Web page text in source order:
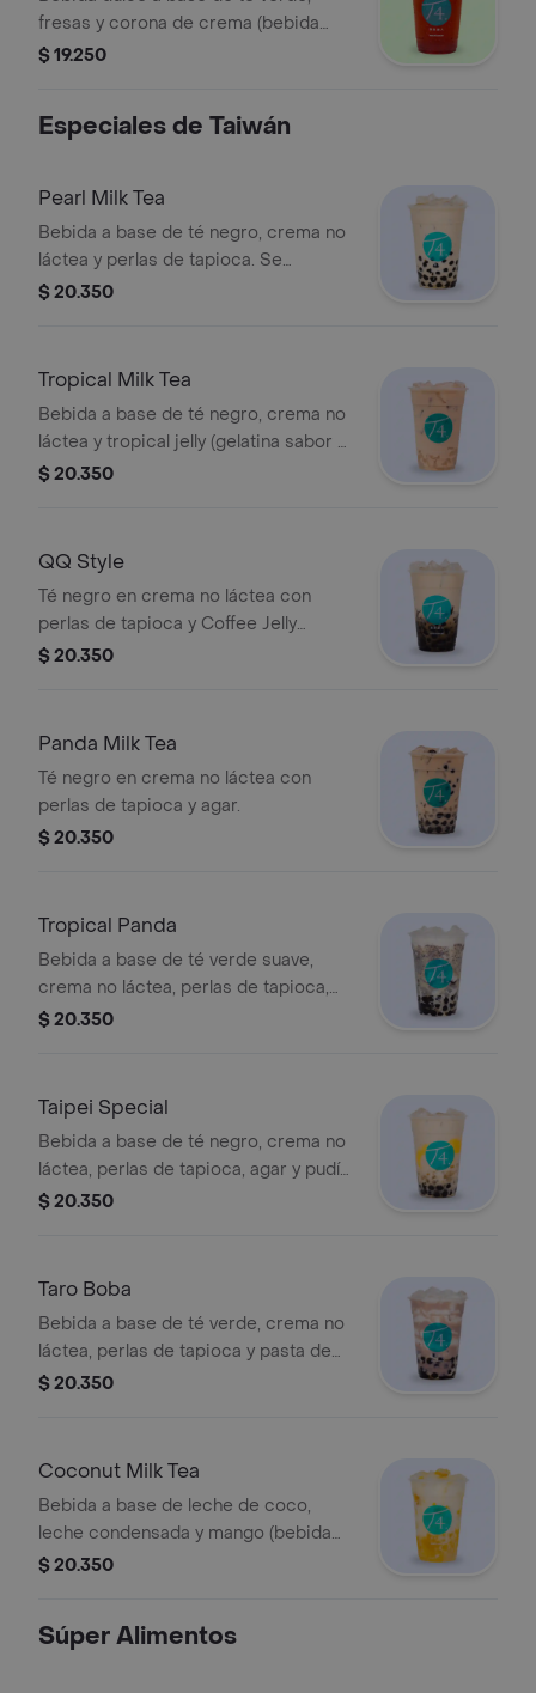
fresas y corona de crema (bebida
láctea). Se recomienda sin azúcar.
$ 19.250
Especiales de Taiwán
Pearl Milk Tea
Bebida a base de té negro, crema no
láctea y perlas de tapioca. Se
recomienda poca azúcar.
$ 20.350
Tropical Milk Tea
Bebida a base de té negro, crema no
láctea y tropical jelly (gelatina sabor a
piña). Se recomienda poca azúcar.
$ 20.350
QQ Style
Té negro en crema no láctea con
perlas de tapioca y Coffee Jelly
(gelatina de café).
$ 20.350
Panda Milk Tea
Té negro en crema no láctea con
perlas de tapioca y agar.
$ 20.350
Tropical Panda
Bebida a base de té verde suave,
crema no láctea, perlas de tapioca,
tropical jelly (gelatina sabor a piña),
$ 20.350
Taipei Special
Bebida a base de té negro, crema no
láctea, perlas de tapioca, agar y pudín
de vainilla. Se recomienda poca
$ 20.350
Taro Boba
Bebida a base de té verde, crema no
láctea, perlas de tapioca y pasta de
taro con sabor a vainilla. Se
$ 20.350
Coconut Milk Tea
Bebida a base de leche de coco,
leche condensada y mango (bebida
láctea). Se recomienda sin azúcar.
$ 20.350
Súper Alimentos